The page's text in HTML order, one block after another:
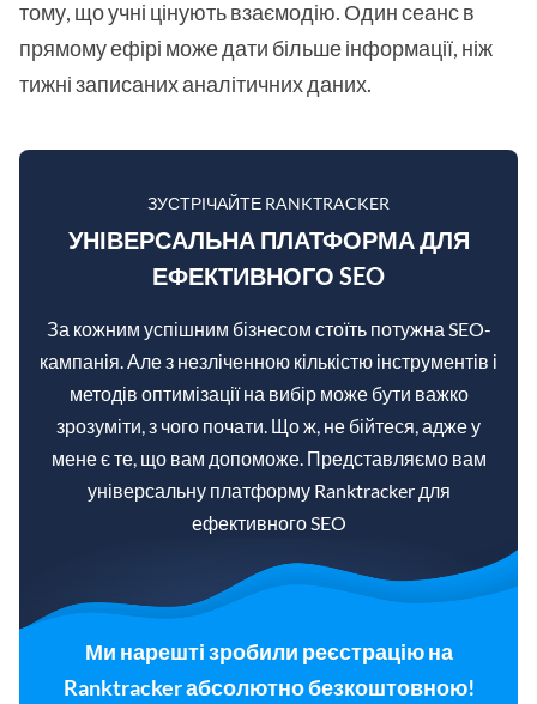
тому, що учні цінують взаємодію. Один сеанс в
прямому ефірі може дати більше інформації, ніж
тижні записаних аналітичних даних.
ЗУСТРІЧАЙТЕ RANKTRACKER
УНІВЕРСАЛЬНА ПЛАТФОРМА ДЛЯ
ЕФЕКТИВНОГО SEO
За кожним успішним бізнесом стоїть потужна SEO-
кампанія. Але з незліченною кількістю інструментів і
методів оптимізації на вибір може бути важко
зрозуміти, з чого почати. Що ж, не бійтеся, адже у
мене є те, що вам допоможе. Представляємо вам
універсальну платформу Ranktracker для
ефективного SEO
Ми нарешті зробили реєстрацію на
Ranktracker абсолютно безкоштовною!